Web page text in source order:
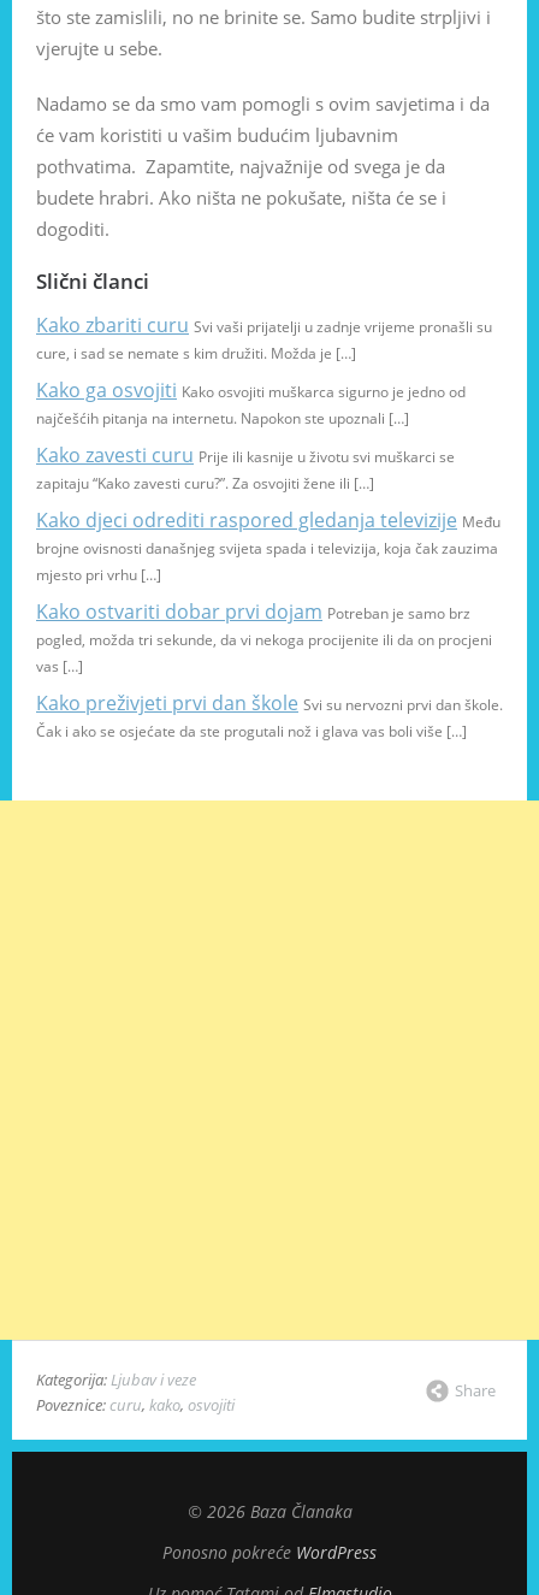
što ste zamislili, no ne brinite se. Samo budite strpljivi i
vjerujte u sebe.
Nadamo se da smo vam pomogli s ovim savjetima i da
će vam koristiti u vašim budućim ljubavnim
pothvatima. Zapamtite, najvažnije od svega je da
budete hrabri. Ako ništa ne pokušate, ništa će se i
dogoditi.
Slični članci
Kako zbariti curu Svi vaši prijatelji u zadnje vrijeme pronašli su
cure, i sad se nemate s kim družiti. Možda je […]
Kako ga osvojiti Kako osvojiti muškarca sigurno je jedno od
najčešćih pitanja na internetu. Napokon ste upoznali […]
Kako zavesti curu Prije ili kasnije u životu svi muškarci se
zapitaju “Kako zavesti curu?”. Za osvojiti žene ili […]
Kako djeci odrediti raspored gledanja televizije Među
brojne ovisnosti današnjeg svijeta spada i televizija, koja čak zauzima
mjesto pri vrhu […]
Kako ostvariti dobar prvi dojam Potreban je samo brz
pogled, možda tri sekunde, da vi nekoga procijenite ili da on procjeni
vas […]
Kako preživjeti prvi dan škole Svi su nervozni prvi dan škole.
Čak i ako se osjećate da ste progutali nož i glava vas boli više […]
Kategorija: Ljubav i veze
Poveznice:curu, kako, osvojiti
Share
© 2026 Baza Članaka
Ponosno pokreće WordPress